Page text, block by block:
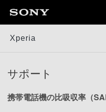
Xperia
サポート
携帯電話機の比吸収率（